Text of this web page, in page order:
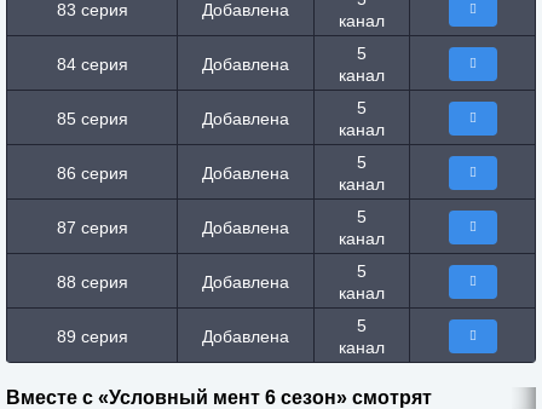
83 серия Добавлена
канал
84 серия Добавлена
5
канал
85 серия Добавлена
5
канал
86 серия Добавлена
5
канал
87 серия Добавлена
5
канал
88 серия Добавлена
5
канал
89 серия Добавлена
5
канал
Вместе с «Условный мент 6 сезон» смотрят